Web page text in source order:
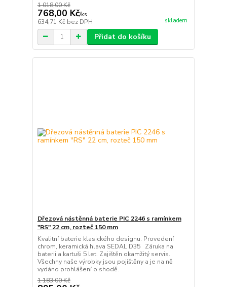
1 018,00 Kč
768,00 Kč/ks
634,71 Kč bez DPH skladem
Přidat do košíku
Dřezová nástěnná baterie PIC 2246 s ramínkem
"RS" 22 cm, rozteč 150 mm
Kvalitní baterie klasického designu. Provedení
chrom, keramická hlava SEDAL D35 Záruka na
baterii a kartuši 5 let. Zajištěn okamžitý servis.
Všechny naše výrobky jsou pojištěny a je na ně
vydáno prohlášení o shodě.
1 183,00 Kč